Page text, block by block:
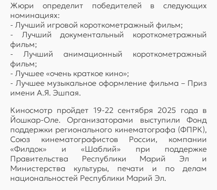
Жюри определит победителей в следующих
номинациях:
- Лучший игровой короткометражный фильм;
- Лучший документальный короткометражный
фильм;
- Лучший анимационный короткометражный
фильм;
- Лучшее «очень краткое кино»;
- Лучшее музыкальное оформление фильма – Приз
имени А.Я. Эшпая.
Киносмотр пройдет 19-22 сентября 2025 года в
Йошкар-Оле. Организаторами выступили Фонд
поддержки регионального кинематографа (ФПРК),
Союз кинематографистов России, компании
«Филдок» и «Шаблий» при поддержке
Правительства Республики Марий Эл и
Министерства культуры, печати и по делам
национальностей Республики Марий Эл.